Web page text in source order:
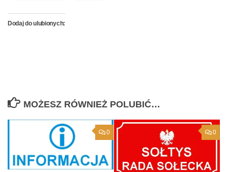
Dodaj do ulubionych:
MOŻESZ RÓWNIEŻ POLUBIĆ…
0 0